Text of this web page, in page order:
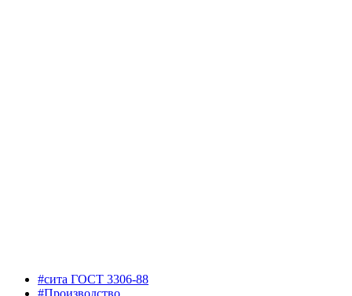
#сита ГОСТ 3306-88
#Производство